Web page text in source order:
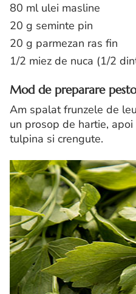
80 ml ulei masline
20 g seminte pin
20 g parmezan ras fin
1/2 miez de nuca (1/2
Mod de preparare
Am spalat frunzele de
un prosop de hartie,
tulpina si crengute.